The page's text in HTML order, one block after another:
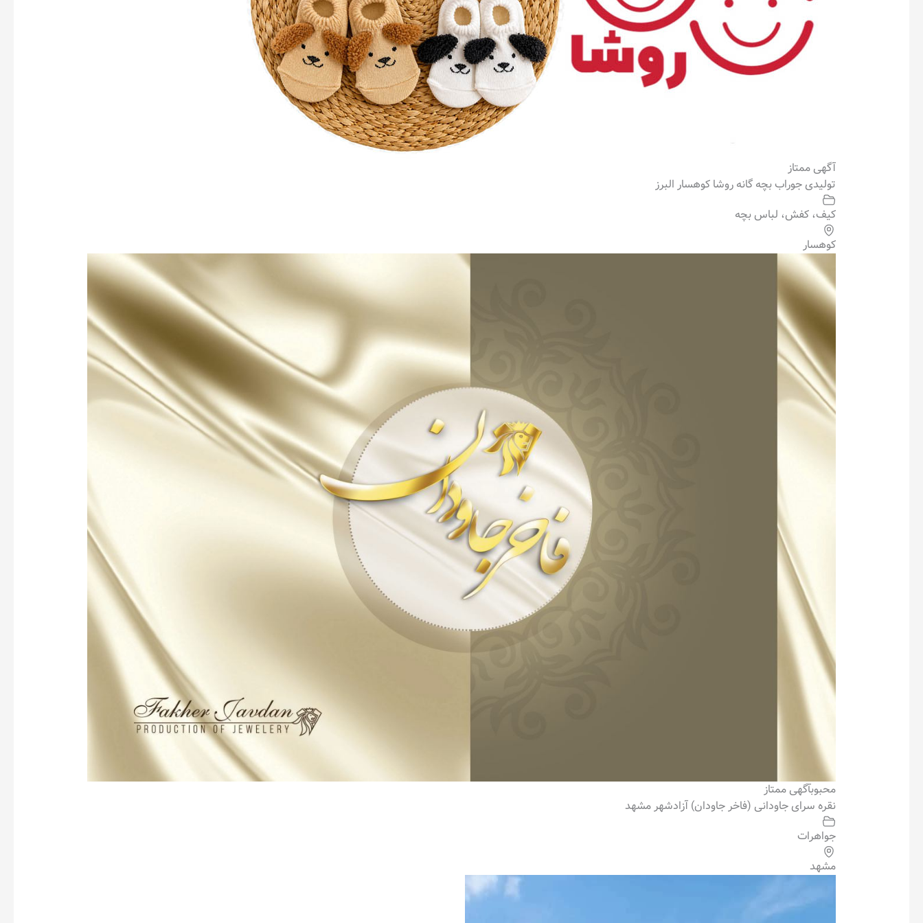
آگهی ممتاز
تولیدی جوراب بچه گانه روشا کوهسار البرز
کیف، کفش، لباس بچه
کوهسار
محبوبآگهی ممتاز
نقره سرای جاودانی (فاخر جاودان) آزادشهر مشهد
جواهرات
مشهد